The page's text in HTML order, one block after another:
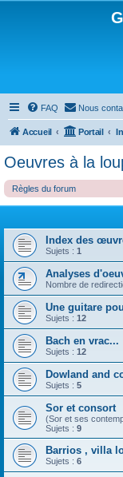
FAQ Nous
Accueil Portail
Oeuvres à la
Règles du forum
Index des
Sujets : 1
Analyses
Nombre de
Une guitare
Sujets : 12
Bach en vrac...
Sujets : 12
Dowland and
Sujets : 5
Sor et consort
(Sor et ses
Sujets : 9
Barrios , villa
Sujets : 6